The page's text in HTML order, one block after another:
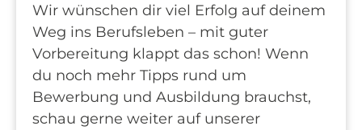
Wir wünschen dir viel Erfolg auf deinem
Weg ins Berufsleben – mit guter
Vorbereitung klappt das schon! Wenn
du noch mehr Tipps rund um
Bewerbung und Ausbildung brauchst,
schau gerne weiter auf unserer